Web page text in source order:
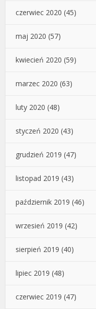
czerwiec 2020 (45)
maj 2020 (57)
kwiecień 2020 (59)
marzec 2020 (63)
luty 2020 (48)
styczeń 2020 (43)
grudzień 2019 (47)
listopad 2019 (43)
październik 2019 (46)
wrzesień 2019 (42)
sierpień 2019 (40)
lipiec 2019 (48)
czerwiec 2019 (47)